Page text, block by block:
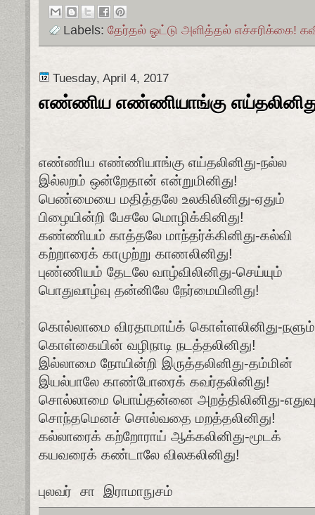
Labels: தேர்தல் ஓட்டு அளித்தல் எச்சரிக்கை!
Tuesday, April 4, 2017
எண்ணிய எண்ணியாங்கு
எண்ணிய எண்ணியாங்கு எய்தலினிது-நல்ல
இல்லறம் ஒன்றேதான் என்றுமினிது!
பெண்மையை மதித்தலே உலகிலினிது-ஏதும்
பிழையின்றி பேசலே மொழிக்கினிது!
கண்ணியம் காத்தலே மாந்தர்க்கினிது-கல்வி
கற்றாரைக் காமுற்று காணலினிது!
புண்ணியம் தேடலே வாழ்விலினிது-செய்யும்
பொதுவாழ்வு தன்னிலே நேர்மையினிது!
கொல்லாமை விரதாமாய்க் கொள்ளலினிது-நளும்
கொள்கையின் வழிநாடி நடத்தலினிது!
இல்லாமை நோயின்றி இருத்தலினிது-தம்மின்
இயல்பாலே காண்போரைக் கவர்தலினிது!
சொல்லாமை பொய்தன்னை அறத்திலினிது-
சொந்தமெனச் சொல்வதை மறத்தலினிது!
கல்லாரைக் கற்றோராய் ஆக்கலினிது-மூடக்
கயவரைக் கண்டாலே விலகலினிது!
புலவர் சா இராமாநுசம்